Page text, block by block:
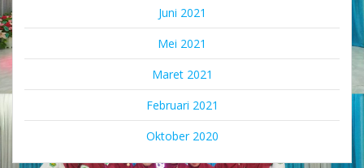
Juni 2021
Mei 2021
Maret 2021
Februari 2021
Oktober 2020